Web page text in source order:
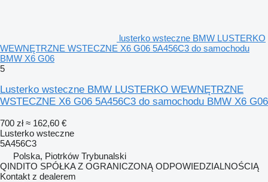
lusterko wsteczne BMW LUSTERKO
WEWNĘTRZNE WSTECZNE X6 G06 5A456C3 do samochodu
BMW X6 G06
5
Lusterko wsteczne BMW LUSTERKO WEWNĘTRZNE
WSTECZNE X6 G06 5A456C3 do samochodu BMW X6 G06
700 zł ≈ 162,60 €
Lusterko wsteczne
5A456C3
Polska, Piotrków Trybunalski
QINDITO SPÓŁKA Z OGRANICZONĄ ODPOWIEDZIALNOŚCIĄ
Kontakt z dealerem